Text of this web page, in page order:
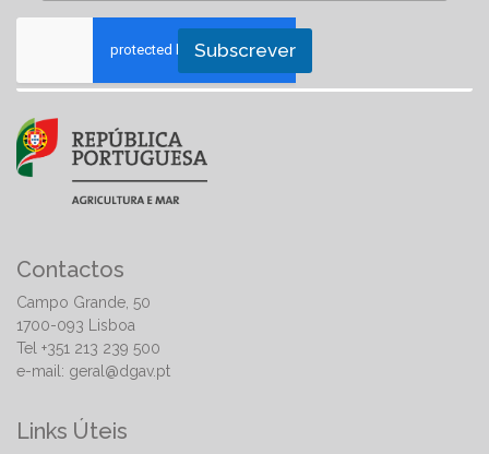
Subscrever
Contactos
Campo Grande, 50
1700-093 Lisboa
Tel +351 213 239 500
e-mail: geral@dgav.pt
Links Úteis